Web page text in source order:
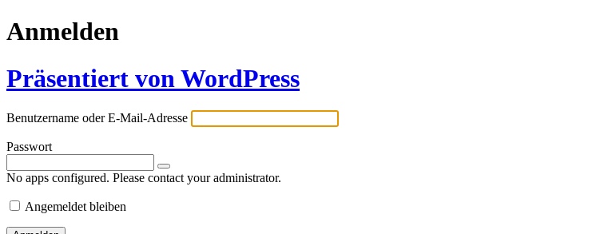
Anmelden
Präsentiert von WordPress
Benutzername oder E-Mail-Adresse
Passwort
No apps configured. Please contact your administrator.
Angemeldet bleiben